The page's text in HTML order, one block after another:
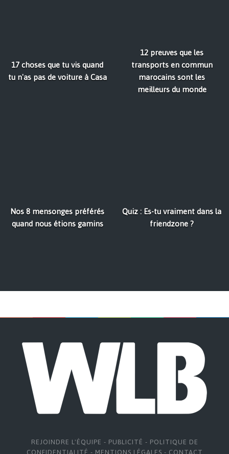
17 choses que tu vis quand
tu n'as pas de voiture à Casa
12 preuves que les
transports en commun
marocains sont les
meilleurs du monde
Nos 8 mensonges préférés
quand nous étions gamins
Quiz : Es-tu vraiment dans la
friendzone ?
REJOINDRE L'ÉQUIPE - PUBLICITÉ - POLITIQUE DE
CONFIDENTIALITÉ - MENTIONS LÉGALES - CONTACT